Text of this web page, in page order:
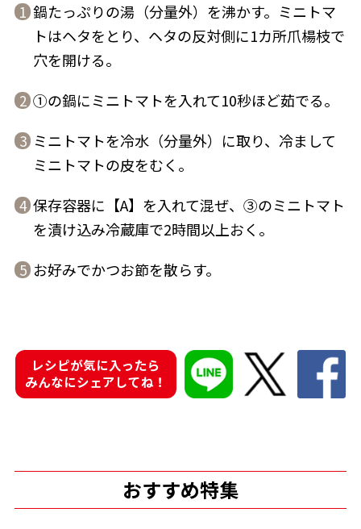
新鮮一番
1 鍋たっぷりの湯（分量外）を沸かす。ミニトマ
トはヘタをとり、ヘタの反対側に1カ所爪楊枝で
穴を開ける。
2 ①の鍋にミニトマトを入れて10秒ほど茹でる。
3 ミニトマトを冷水（分量外）に取り、冷まして
ミニトマトの皮をむく。
4 保存容器に【A】を入れて混ぜ、③のミニトマト
を漬け込み冷蔵庫で2時間以上おく。
5 お好みでかつお節を散らす。
レシピが気に入ったら
みんなにシェアしてね！
おすすめ特集